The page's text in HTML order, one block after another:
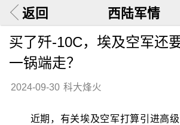
返回 西陆军情
买了歼-10C，埃及空军还
一锅端走？
2024-09-30 科大烽火
近期，有关埃及空军打算引进高